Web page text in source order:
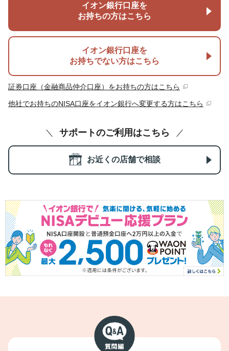
イオン銀行口座を
お持ちの方はこちら
イオン銀行口座を
お持ちでない方はこちら
証券口座（金融商品仲介口座）をお持ちの方はこちら
他社でお持ちのNISA口座をイオン銀行へ変更する方はこちら
サポートのご利用はこちら
お近くの店舗で相談